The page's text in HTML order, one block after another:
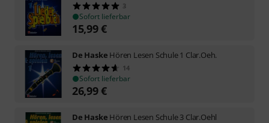
3
Sofort lieferbar
15,99€
De Haske Hören Lesen Schule 1 Clar.Oeh.
14
Sofort lieferbar
26,99€
De Haske Hören Lesen Schule 3 Clar.Oehl